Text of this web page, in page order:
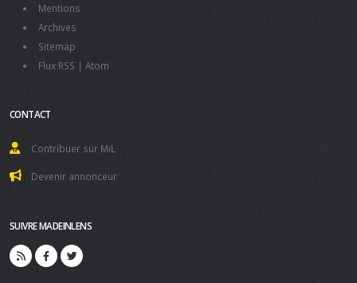
Mentions
Archives
Sitemap
Flux RSS | Atom
CONTACT
Contribuer sur MiL
Devenir annonceur
SUIVRE MADEINLENS